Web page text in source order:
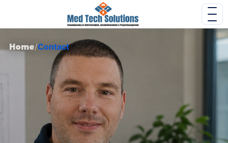
Home/Contact